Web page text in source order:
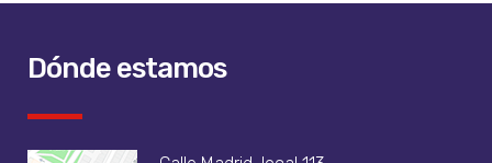
Dónde estamos